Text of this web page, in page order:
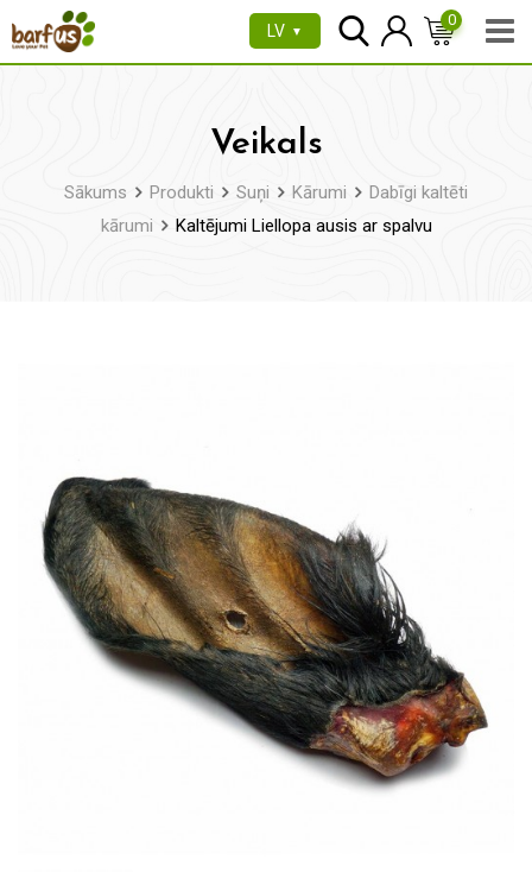
uz
LV ▼
0
Veikals
Sākums Produkti Suņi Kārumi
Dabīgi kaltēti
kārumi
Kaltējumi Liellopa ausis ar spalvu